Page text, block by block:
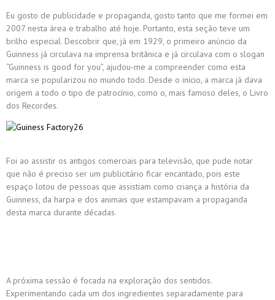
Eu gosto de publicidade e propaganda, gosto tanto que me formei em
2007 nesta área e trabalho até hoje. Portanto, esta seção teve um
brilho especial. Descobrir que, já em 1929, o primeiro anúncio da
Guinness já circulava na imprensa britânica e já circulava com o slogan
“Guinness is good for you”, ajudou-me a compreender como esta
marca se popularizou no mundo todo. Desde o início, a marca já dava
origem a todo o tipo de patrocínio, como o, mais famoso deles, o Livro
dos Recordes.
Foi ao assistir os antigos comerciais para televisão, que pude notar
que não é preciso ser um publicitário ficar encantado, pois este
espaço lotou de pessoas que assistiam como criança a história da
Guinness, da harpa e dos animais que estampavam a propaganda
desta marca durante décadas.
A próxima sessão é focada na exploração dos sentidos.
Experimentando cada um dos ingredientes separadamente para